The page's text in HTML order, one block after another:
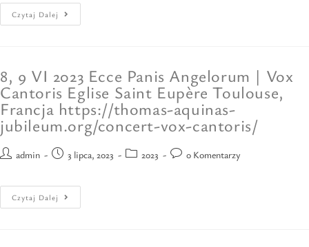
Czytaj Dalej
8, 9 VI 2023 Ecce Panis Angelorum | Vox
Cantoris Eglise Saint Eupère Toulouse,
Francja https://thomas-aquinas-
jubileum.org/concert-vox-cantoris/
admin 3 lipca, 2023 2023 0 Komentarzy
Czytaj Dalej